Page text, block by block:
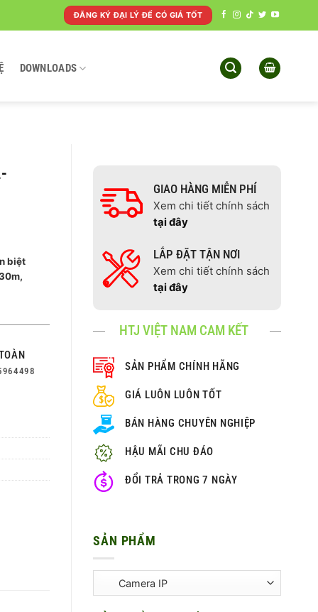
ĐĂNG KÝ ĐẠI LÝ ĐỂ CÓ GIÁ TỐT
DOWNLOADS
GIAO HÀNG MIỄN PHÍ
Xem chi tiết chính sách
tại đây
LẮP ĐẶT TẬN NƠI
Xem chi tiết chính sách
tại đây
HTJ VIỆT NAM CAM KẾT
SẢN PHẨM CHÍNH HÃNG
GIÁ LUÔN LUÔN TỐT
BÁN HÀNG CHUYÊN NGHIỆP
HẬU MÃI CHU ĐÁO
ĐỔI TRẢ TRONG 7 NGÀY
SẢN PHẨM
biệt